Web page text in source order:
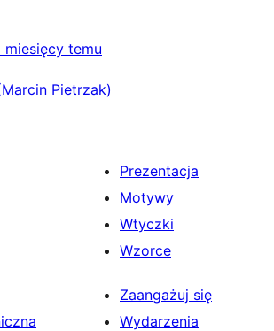
miesięcy temu
Pietrzak)
Prezentacja
Motywy
Wtyczki
Wzorce
Zaangażuj się
Wydarzenia